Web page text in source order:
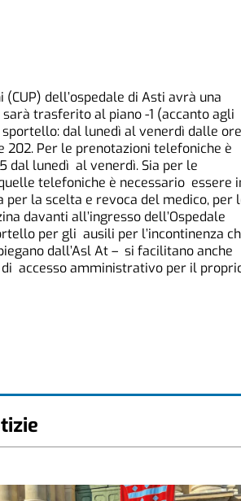
dell’ospedale di Asti avrà una
trasferito al piano -1 (accanto agli
dal lunedì al venerdì dalle ore
202. Per le prenotazioni telefoniche è
dal lunedì al venerdì. Sia per le
telefoniche è necessario essere
la scelta e revoca del medico, per
davanti all’ingresso dell’Ospedale
per gli ausili per l’incontinenza
dall’Asl At – si facilitano anche
accesso amministrativo per il